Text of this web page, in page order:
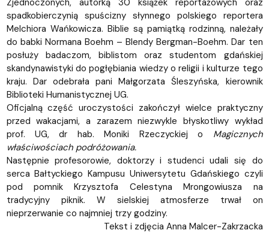
spadkobierczynią spuścizny słynnego polskiego reportera
Melchiora Wańkowicza. Biblie są pamiątką rodzinną, należały
do babki Normana Boehm – Blendy Bergman-Boehm. Dar ten
posłuży badaczom, biblistom oraz studentom gdańskiej
skandynawistyki do pogłębiania wiedzy o religii i kulturze tego
kraju. Dar odebrała pani Małgorzata Śleszyńska, kierownik
Biblioteki Humanistycznej UG.
Oficjalną część uroczystości zakończył wielce praktyczny
przed wakacjami, a zarazem niezwykle błyskotliwy wykład
prof. UG, dr hab. Moniki Rzeczyckiej o Magicznych
właściwościach podróżowania.
Następnie profesorowie, doktorzy i studenci udali się do
serca Bałtyckiego Kampusu Uniwersytetu Gdańskiego czyli
pod pomnik Krzysztofa Celestyna Mrongowiusza na
tradycyjny piknik. W sielskiej atmosferze trwał on
nieprzerwanie co najmniej trzy godziny.
Tekst i zdjęcia Anna Malcer-Zakrzacka